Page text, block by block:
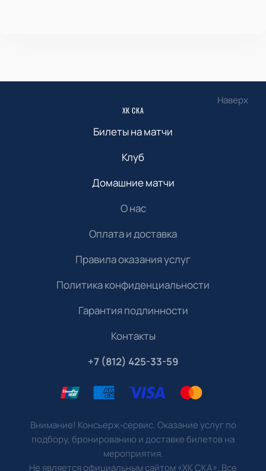
Наверх
ХК СКА
Билеты на матчи
Клуб
Домашние матчи
О нас
Оплата и доставка
Правила оказания услуг
Политика конфиденциальности
Гарантия подлинности
Контакты
+7 (812) 425-33-59
Внимание! Консьерж-сервис. Оказание услуг по
подбору, бронированию и доставке билетов на
мероприятия.
Не является официальным сайтом «ХК СКА». Все